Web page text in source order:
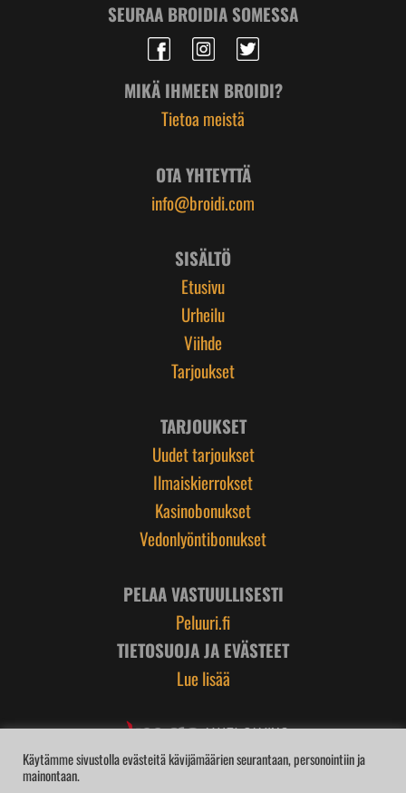
SEURAA BROIDIA SOMESSA
MIKÄ IHMEEN BROIDI?
Tietoa meistä
OTA YHTEYTTÄ
info@broidi.com
SISÄLTÖ
Etusivu
Urheilu
Viihde
Tarjoukset
TARJOUKSET
Uudet tarjoukset
Ilmaiskierrokset
Kasinobonukset
Vedonlyöntibonukset
PELAA VASTUULLISESTI
Peluuri.fi
TIETOSUOJA JA EVÄSTEET
Lue lisää
Käytämme sivustolla evästeitä kävijämäärien seurantaan, personointiin ja
mainontaan.